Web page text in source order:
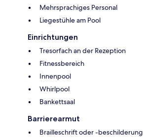
Mehrsprachiges Personal
Liegestühle am Pool
Einrichtungen
Tresorfach an der Rezeption
Fitnessbereich
Innenpool
Whirlpool
Bankettsaal
Barrierearmut
Brailleschrift oder -beschilderung